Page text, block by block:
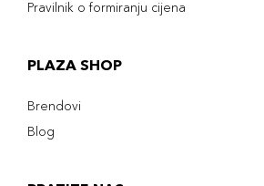
Pravilnik o formiranju cijena
PLAZA SHOP
Brendovi
Blog